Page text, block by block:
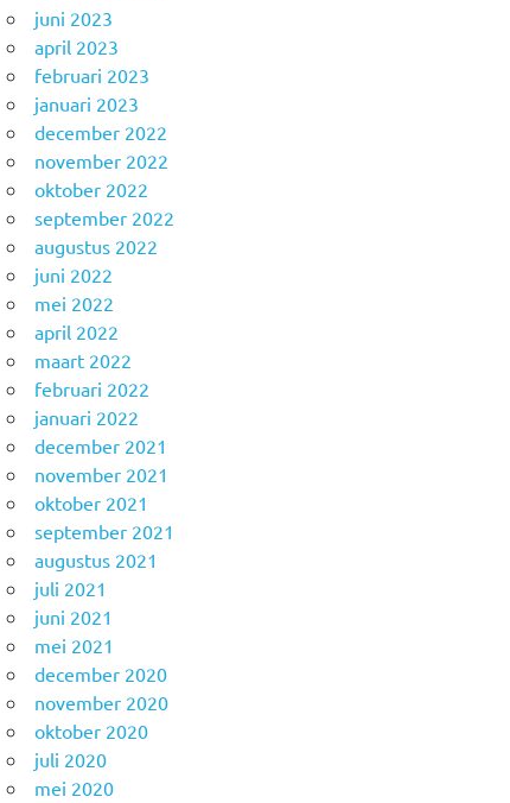
juni 2023
april 2023
februari 2023
januari 2023
december 2022
november 2022
oktober 2022
september 2022
augustus 2022
juni 2022
mei 2022
april 2022
maart 2022
februari 2022
januari 2022
december 2021
november 2021
oktober 2021
september 2021
augustus 2021
juli 2021
juni 2021
mei 2021
december 2020
november 2020
oktober 2020
juli 2020
mei 2020